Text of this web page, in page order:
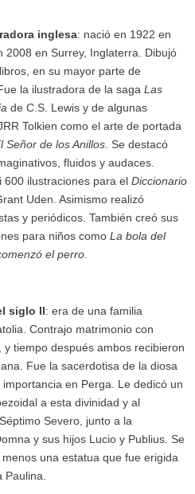
inglesa: nació en 1922 en
2008 en Surrey, Inglaterra. Dibujó
en su mayor parte de
la ilustradora de la saga Las
de C.S. Lewis y de algunas
Tolkien como el arte de portada
Señor de los Anillos. Se destacó
fluidos y audaces.
600 ilustraciones para el Diccionario
Uden. Asimismo realizó
y periódicos. También creó sus
para niños como La bola del
el perro.
siglo II: era de una familia
Contrajo matrimonio con
y tiempo después ambos recibieron
Fue la sacerdotisa de la diosa
en Perga. Le dedicó un
a esta divinidad y al
Severo, junto a la
y sus hijos Lucio y Publius. Se
una estatua que fue erigida